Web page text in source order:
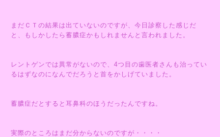
まだＣＴの結果は出ていないのですが、今日診察した感じだ
と、もしかしたら蓄膿症かもしれませんと言われました。
レントゲンでは異常がないので、4つ目の歯医者さんも治ってい
るはずなのになんでだろうと首をかしげていました。
蓄膿症だとすると耳鼻科のほうだったんですね。
実際のところはまだ分からないのですが・・・・